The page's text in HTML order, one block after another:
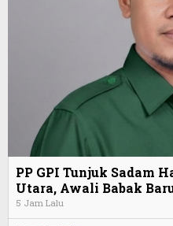
PP GPI Tunjuk Sadam
Utara, Awali Babak
5 Jam Lalu